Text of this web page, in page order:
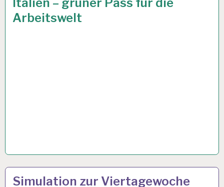
Arbeitswelt
4-
TAGE-
Simulation zur Viertagewoche
14 JULI 2021